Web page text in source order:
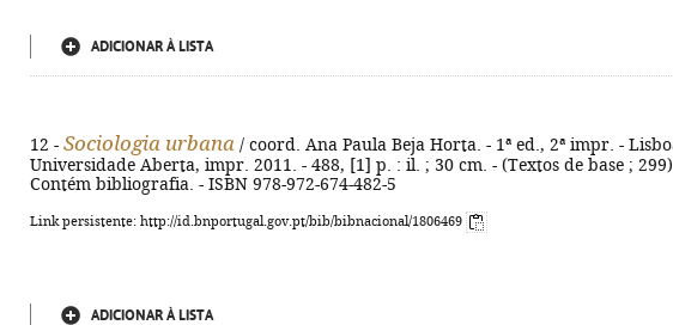
ADICIONAR À LISTA
12 - Sociologia urbana / coord. Ana Paula Beja Horta. - 1ª ed., 2ª impr. -
Universidade Aberta, impr. 2011. - 488, [1] p. : il. ; 30 cm. - (Textos de base ;
Contém bibliografia. - ISBN 978-972-674-482-5
Link persistente: http://id.bnportugal.gov.pt/bib/bibnacional/1806469
ADICIONAR À LISTA